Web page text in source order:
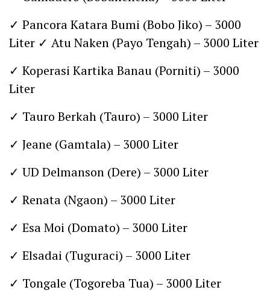
✓ Pancora Katara Bumi (Bobo Jiko) – 3000
Liter ✓ Atu Naken (Payo Tengah) – 3000 Liter
✓ Koperasi Kartika Banau (Porniti) – 3000
Liter
✓ Tauro Berkah (Tauro) – 3000 Liter
✓ Jeane (Gamtala) – 3000 Liter
✓ UD Delmanson (Dere) – 3000 Liter
✓ Renata (Ngaon) – 3000 Liter
✓ Esa Moi (Domato) – 3000 Liter
✓ Elsadai (Tuguraci) – 3000 Liter
✓ Tongale (Togoreba Tua) – 3000 Liter